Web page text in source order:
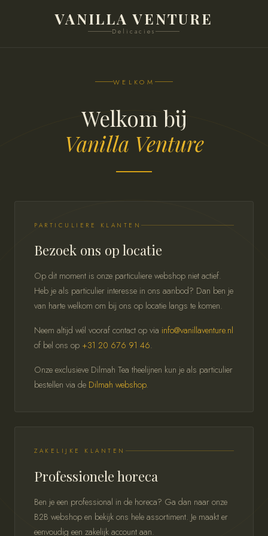
VANILLA VENTURE
Delicacies
WELKOM
Welkom bij
Vanilla Venture
PARTICULIERE KLANTEN
Bezoek ons op locatie
Op dit moment is onze particuliere webshop niet actief.
Heb je als particulier interesse in ons aanbod? Dan ben je
van harte welkom om bij ons op locatie langs te komen.
Neem altijd wél vooraf contact op via info@vanillaventure.nl
of bel ons op +31 20 676 91 46.
Onze exclusieve Dilmah Tea theelijnen kun je als particulier
bestellen via de Dilmah webshop.
ZAKELIJKE KLANTEN
Professionele horeca
Ben je een professional in de horeca? Ga dan naar onze
B2B webshop en bekijk ons hele assortiment. Je maakt er
eenvoudig een zakelijk account aan.